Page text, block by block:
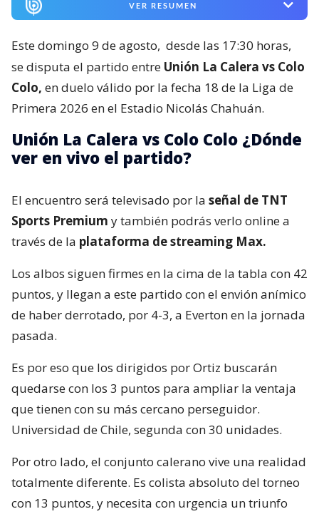
VER RESUMEN
Este domingo 9 de agosto, desde las 17:30 horas,
se disputa el partido entre Unión La Calera vs Colo
Colo, en duelo válido por la fecha 18 de la Liga de
Primera 2026 en el Estadio Nicolás Chahuán.
Unión La Calera vs Colo Colo ¿Dónde
ver en vivo el partido?
El encuentro será televisado por la señal de TNT
Sports Premium y también podrás verlo online a
través de la plataforma de streaming Max.
Los albos siguen firmes en la cima de la tabla con 42
puntos, y llegan a este partido con el envión anímico
de haber derrotado, por 4-3, a Everton en la jornada
pasada.
Es por eso que los dirigidos por Ortiz buscarán
quedarse con los 3 puntos para ampliar la ventaja
que tienen con su más cercano perseguidor.
Universidad de Chile, segunda con 30 unidades.
Por otro lado, el conjunto calerano vive una realidad
totalmente diferente. Es colista absoluto del torneo
con 13 puntos, y necesita con urgencia un triunfo